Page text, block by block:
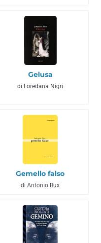
Gelusa
di Loredana Nigri
Gemello falso
di Antonio Bux